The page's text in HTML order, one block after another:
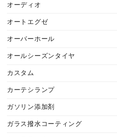
オーディオ
オートエグゼ
オーバーホール
オールシーズンタイヤ
カスタム
カーテシランプ
ガソリン添加剤
ガラス撥水コーティング